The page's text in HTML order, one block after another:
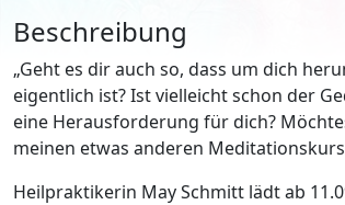
Beschreibung
„Geht es dir auch so, dass um dich
eigentlich ist? Ist vielleicht schon der
eine Herausforderung für dich?
meinen etwas anderen
Heilpraktikerin May Schmitt lädt ab